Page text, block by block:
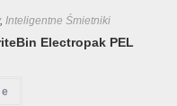
, Inteligentne Śmietniki
Electropak PEL